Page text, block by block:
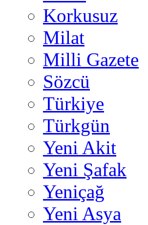
Korkusuz
Milat
Milli Gazete
Sözcü
Türkiye
Türkgün
Yeni Akit
Yeni Şafak
Yeniçağ
Yeni Asya